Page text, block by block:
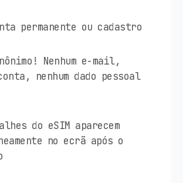
permanente ou cadastro
Nenhum e-mail,
nenhum dado pessoal
do eSIM aparecem
no ecrã após o